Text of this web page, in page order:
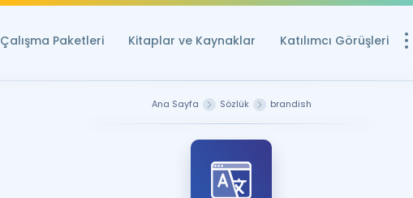
Çalışma Paketleri Kitaplar ve Kaynaklar Katılımcı Görüşleri
Ana Sayfa Sözlük brandish